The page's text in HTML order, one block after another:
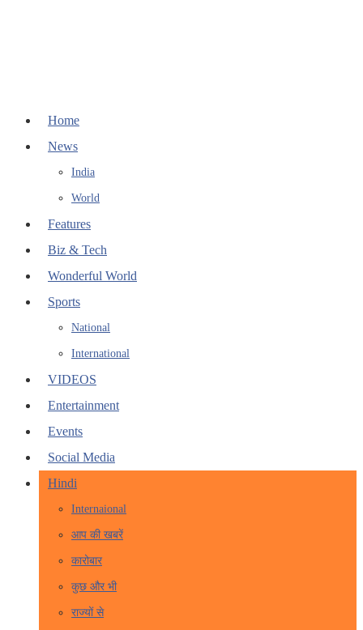
Home
News
India
World
Features
Biz & Tech
Wonderful World
Sports
National
International
VIDEOS
Entertainment
Events
Social Media
Hindi
Internaional
आप की खबरें
कारोबार
कुछ और भी
राज्यों से